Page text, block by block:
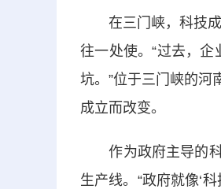
在三门峡，科技成
往一处使。“过去，企
坑。”位于三门峡的河
成立而改变。
作为政府主导的科
生产线。“政府就像‘